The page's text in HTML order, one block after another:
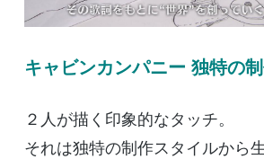
キャビンカンパニー 独特の
２人が描く印象的なタッチ。
それは独特の制作スタイルから